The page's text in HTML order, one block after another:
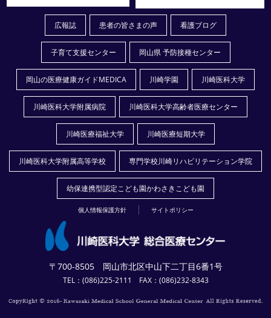
広報誌 患者の皆さまの声 看護ブログ
子育て支援センター 岡山県 予防接種センター
岡山の医療健康ガイドMEDICA 川崎学園 川崎医科大学
川崎医科大学附属病院 川崎医科大学高齢者医療センター
川崎医療福祉大学 川崎医療短期大学
川崎医科大学附属高等学校 専門学校川崎リハビリテーション学院
幼保連携型認定こども園かわさきこども園
個人情報保護方針 サイトポリシー
〒700-8505 岡山市北区中山下二丁目6番1号
TEL：(086)225-2111 FAX：(086)232-8343